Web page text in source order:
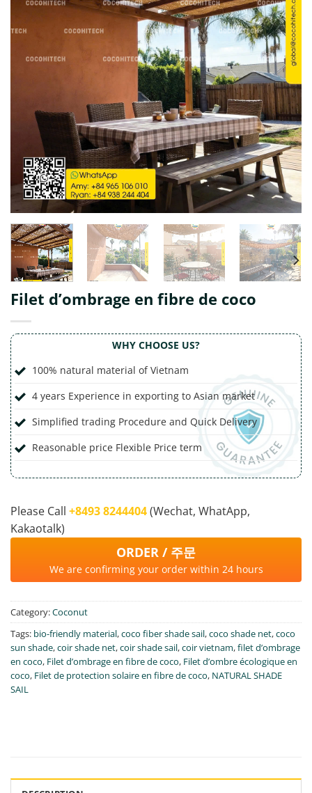
Filet d’ombrage en fibre de coco
WHY CHOOSE US?
100% natural material of Vietnam
4 years Experience in exporting to Asian market
Simplified trading Procedure and Quick Delivery
Reasonable price Flexible Price term
Please Call ‭+8493 8244404‬(Wechat, WhatApp,
Kakaotalk)
ORDER / 주문
We are confirming your order within 24 hours
Category:Coconut
Tags: bio-friendly material,coco fiber shade sail,coco shade net,coco
sun shade,coir shade net,coir shade sail,coir vietnam,filet d’ombrage
en coco, Filet d’ombrage en fibre de coco, Filet d’ombre écologique en
coco, Filet de protection solaire en fibre de coco, NATURAL SHADE
SAIL